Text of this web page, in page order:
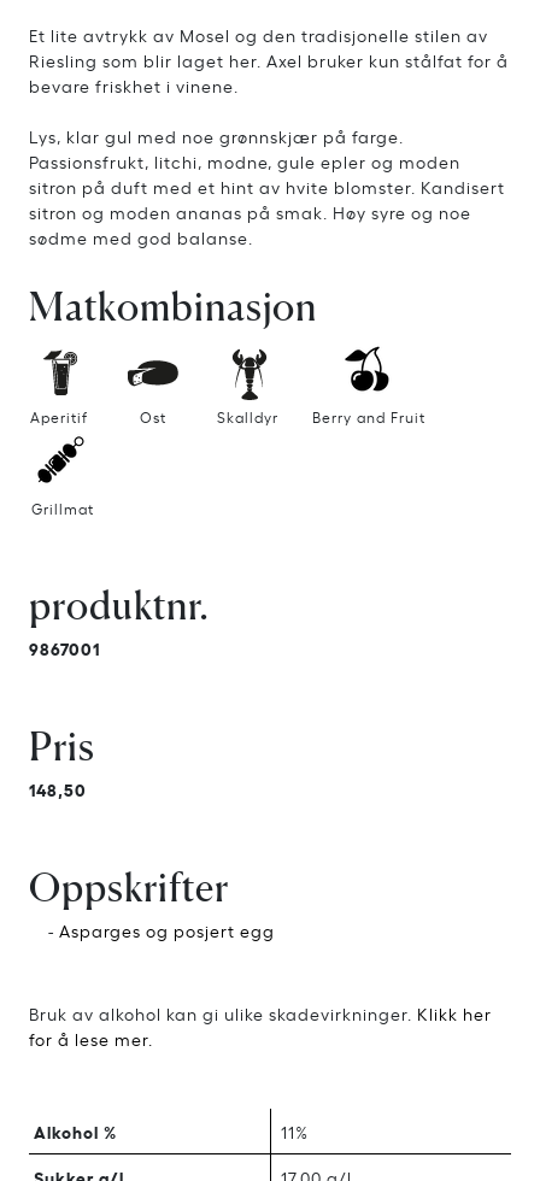
Et lite avtrykk av Mosel og den tradisjonelle stilen av
Riesling som blir laget her. Axel bruker kun stålfat for å
bevare friskhet i vinene.
Lys, klar gul med noe grønnskjær på farge.
Passionsfrukt, litchi, modne, gule epler og moden
sitron på duft med et hint av hvite blomster. Kandisert
sitron og moden ananas på smak. Høy syre og noe
sødme med god balanse.
Matkombinasjon
Aperitif Ost Skalldyr Berry and Fruit
Grillmat
produktnr.
9867001
Pris
148,50
Oppskrifter
- Asparges og posjert egg
Bruk av alkohol kan gi ulike skadevirkninger. Klikk her
for å lese mer.
Alkohol % 11%
17,00 g/l